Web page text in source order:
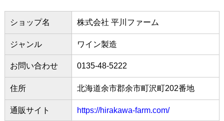
ショップ名 株式会社 平川ファーム
ジャンル ワイン製造
お問い合わせ 0135-48-5222
住所 北海道余市郡余市町沢町202番地
通販サイト https://hirakawa-farm.com/